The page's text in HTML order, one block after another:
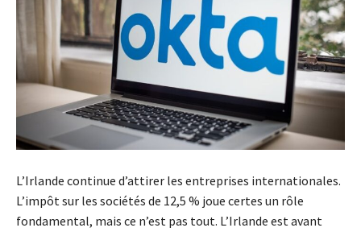
L’Irlande continue d’attirer les entreprises internationales.
L’impôt sur les sociétés de 12,5 % joue certes un rôle
fondamental, mais ce n’est pas tout. L’Irlande est avant